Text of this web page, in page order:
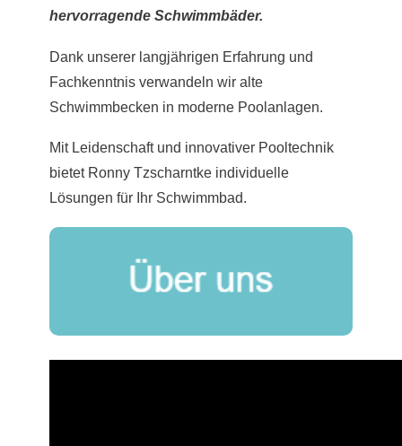
hervorragende Schwimmbäder.
Dank unserer langjährigen Erfahrung und
Fachkenntnis verwandeln wir alte
Schwimmbecken in moderne Poolanlagen.
Mit Leidenschaft und innovativer Pooltechnik
bietet Ronny Tzscharntke individuelle
Lösungen für Ihr Schwimmbad.